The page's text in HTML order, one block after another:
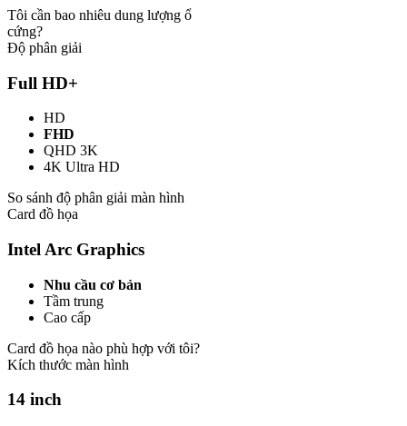
Tôi cần bao nhiêu dung lượng ổ
cứng?
Độ phân giải
Full HD+
HD
FHD
QHD 3K
4K Ultra HD
So sánh độ phân giải màn hình
Card đồ họa
Intel Arc Graphics
Nhu cầu cơ bản
Tầm trung
Cao cấp
Card đồ họa nào phù hợp với tôi?
Kích thước màn hình
14 inch